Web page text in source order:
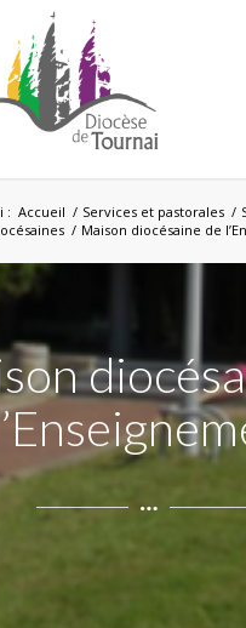
: Accueil / Services et pastorales /
/ Maison diocésaine de